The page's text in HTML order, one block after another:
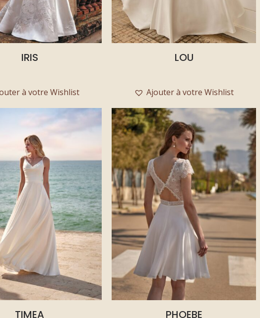
IRIS
à votre Wishlist
LOU
Ajouter à votre Wishlist
TIMEA PHOEBE